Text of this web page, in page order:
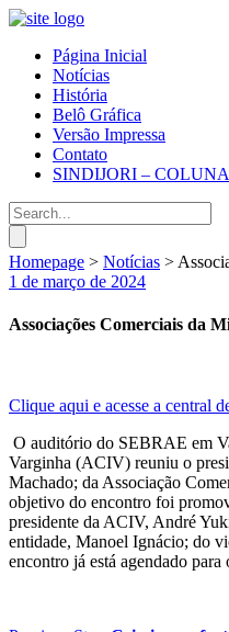
Página Inicial
Notícias
História
Belô Gráfica
Versão Impressa
Contato
SINDIJORI –
Homepage > Notícias >
1 de março de 2024
Associações Comerciais da
Clique aqui e acesse a central
O auditório do SEBRAE em
Varginha (ACIV) reuniu o
Machado; da Associação
objetivo do encontro foi
presidente da ACIV, André
entidade, Manoel Ignácio; do
encontro já está agendado